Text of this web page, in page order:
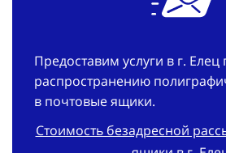
Предоставим услуги в г. Елец
распространению
в почтовые ящики.
Стоимость безадресной